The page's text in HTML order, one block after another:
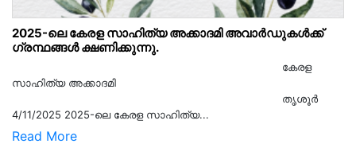
2025-ലെ കേരള സാഹിത്യ അക്കാദമി അവാർഡുകൾക്ക്
ഗ്രന്ഥങ്ങൾ ക്ഷണിക്കുന്നു.
കേരള
സാഹിത്യ അക്കാദമി
തൃശൂര്‍
4/11/2025 2025-ലെ കേരള സാഹിത്യ...
Read More